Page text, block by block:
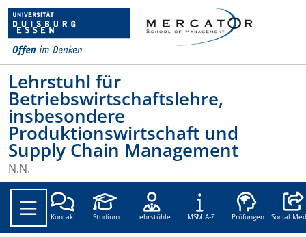
Lehrstuhl für
Betriebswirtschaftslehre,
insbesondere
Produktionswirtschaft und
Supply Chain Management
N.N.
Kontakt Studium Lehrstühle MSM A-Z Prüfungen Social